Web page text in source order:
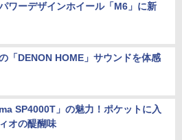
ワーデザインホイール「M6」に新
「DENON HOME」サウンドを体感
SP4000T」の魅力！ポケットに入
オの醍醐味